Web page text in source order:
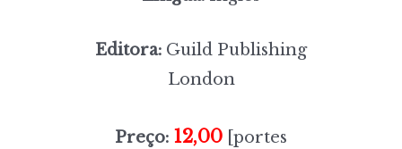
Editora: Guild Publishing
London
Preço: 12,00 [portes